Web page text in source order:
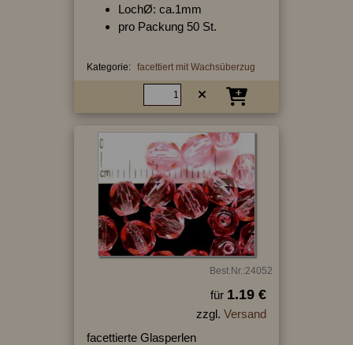
LochØ: ca.1mm
pro Packung 50 St.
Kategorie: facettiert mit Wachsüberzug
Best.Nr.:24052
für 1.19 €
zzgl. Versand
facettierte Glasperlen